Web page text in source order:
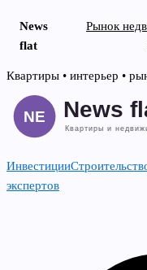
News
flat
Рынок
Skip
content
Квартиры • интерьер •
Инвестиции
экспертов